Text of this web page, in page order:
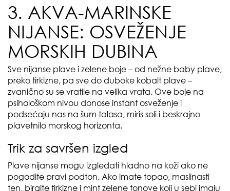
3. AKVA-MARINSKE
NIJANSE: OSVEŽENJE
MORSKIH DUBINA
Sve nijanse plave i zelene boje – od nežne baby plave,
preko tirkizne, pa sve do duboke kobalt plave –
zvanično su se vratile na velika vrata. Ove boje na
psihološkom nivou donose instant osveženje i
podsećaju nas na šum talasa, miris soli i beskrajno
plavetnilo morskog horizonta.
Trik za savršen izgled
Plave nijanse mogu izgledati hladno na koži ako ne
pogodite pravi podton. Ako imate topao, maslinasti
ten, birajte tirkizne i mint zelene tonove koji u sebi imaju